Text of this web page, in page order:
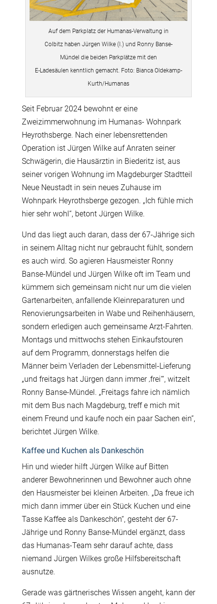
Auf dem Parkplatz der Humanas-Verwaltung in
Colbitz haben Jürgen Wilke (l.) und Ronny Banse-
Mündel die beiden Parkplätze mit den
E-Ladesäulen kenntlich gemacht. Foto: Bianca Oldekamp-
Kurth/Humanas
Seit Februar 2024 bewohnt er eine
Zweizimmerwohnung im Humanas- Wohnpark
Heyrothsberge. Nach einer lebensrettenden
Operation ist Jürgen Wilke auf Anraten seiner
Schwägerin, die Hausärztin in Biederitz ist, aus
seiner vorigen Wohnung im Magdeburger Stadtteil
Neue Neustadt in sein neues Zuhause im
Wohnpark Heyrothsberge gezogen. „Ich fühle mich
hier sehr wohl“, betont Jürgen Wilke.
Und das liegt auch daran, dass der 67-Jährige sich
in seinem Alltag nicht nur gebraucht fühlt, sondern
es auch wird. So agieren Hausmeister Ronny
Banse-Mündel und Jürgen Wilke oft im Team und
kümmern sich gemeinsam nicht nur um die vielen
Gartenarbeiten, anfallende Kleinreparaturen und
Renovierungsarbeiten in Wabe und Reihenhäusern,
sondern erledigen auch gemeinsame Arzt-Fahrten.
Montags und mittwochs stehen Einkaufstouren
auf dem Programm, donnerstags helfen die
Männer beim Verladen der Lebensmittel-Lieferung
„und freitags hat Jürgen dann immer ‚frei‘“, witzelt
Ronny Banse-Mündel. „Freitags fahre ich nämlich
mit dem Bus nach Magdeburg, treff e mich mit
einem Freund und kaufe noch ein paar Sachen ein“,
berichtet Jürgen Wilke.
Kaffee und Kuchen als Dankeschön
Hin und wieder hilft Jürgen Wilke auf Bitten
anderer Bewohnerinnen und Bewohner auch ohne
den Hausmeister bei kleinen Arbeiten. „Da freue ich
mich dann immer über ein Stück Kuchen und eine
Tasse Kaffee als Dankeschön“, gesteht der 67-
Jährige und Ronny Banse-Mündel ergänzt, dass
das Humanas-Team sehr darauf achte, dass
niemand Jürgen Wilkes große Hilfsbereitschaft
ausnutze.
Gerade was gärtnerisches Wissen angeht, kann der